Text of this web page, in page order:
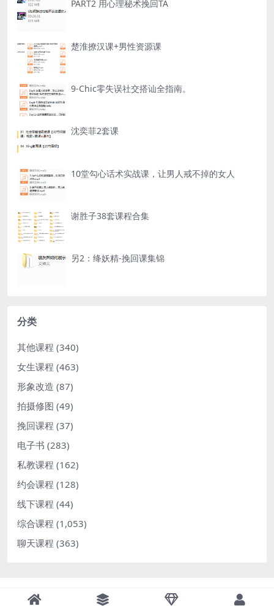
PART2 用心理秘术挽回TA
楚淮撩汉课+男性资源课
9-Chic零失误社交搭讪全指南。
沈奕菲2套课
10堂勾心话术实战课，让男人戒不掉的女人
谢胜子38套课程合集
另2：绛妖精-挽回课集锦
分类
其他课程 (340)
女生课程 (463)
形象改造 (87)
拍摄修图 (49)
挽回课程 (37)
电子书 (283)
私教课程 (162)
约会课程 (128)
线下课程 (44)
综合课程 (1,053)
聊天课程 (363)